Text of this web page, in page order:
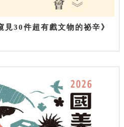
見30件超有戲文物的祕辛》